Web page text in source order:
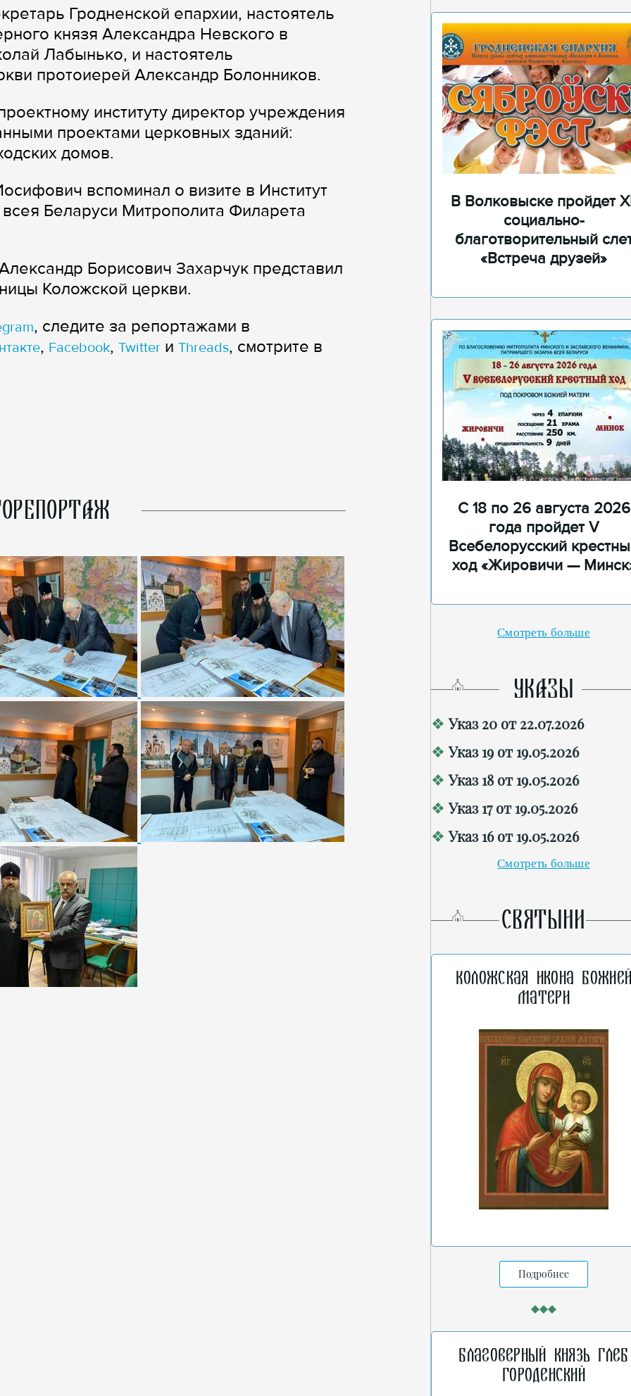
Гродненской епархии, настоятель
князя Александра Невского в
Лабынько, и настоятель
протоиерей Александр Болонников.
институту директор учреждения
проектами церковных зданий:
домов.
вспоминал о визите в Институт
Беларуси Митрополита Филарета
Борисович Захарчук представил
Коложской церкви.
, следите за репортажами в
, Facebook, Twitter и Threads, смотрите в
В Волковыске пройдет
социально-
благотворительный
«Встреча друзей»
С 18 по 26 августа 2026
года пройдет V
Всебелорусский
ход «Жировичи —
Смотреть больше
УКАЗЫ
Указ 20 от 22.07.2026
Указ 19 от 19.05.2026
Указ 18 от 19.05.2026
Указ 17 от 19.05.2026
Указ 16 от 19.05.2026
Смотреть больше
СВЯТЫНИ
Коложская икона
Матери
Подробнее
Благоверный князь Глеб
Городенский